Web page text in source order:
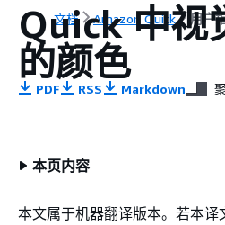
文档 Amazon Quick 用户
Quick 中视
的颜色
PDF RSS Markdown
本页内容
本文属于机器翻译版本。若本译